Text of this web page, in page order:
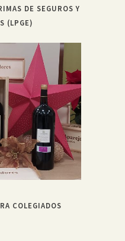
DE SEGUROS Y
(LPGE)
COLEGIADOS